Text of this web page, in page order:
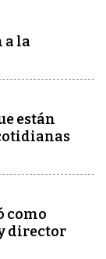
a la
están
como
director